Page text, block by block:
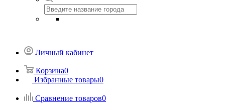
Личный кабинет
Корзина0
Избранные товары0
Сравнение товаров0